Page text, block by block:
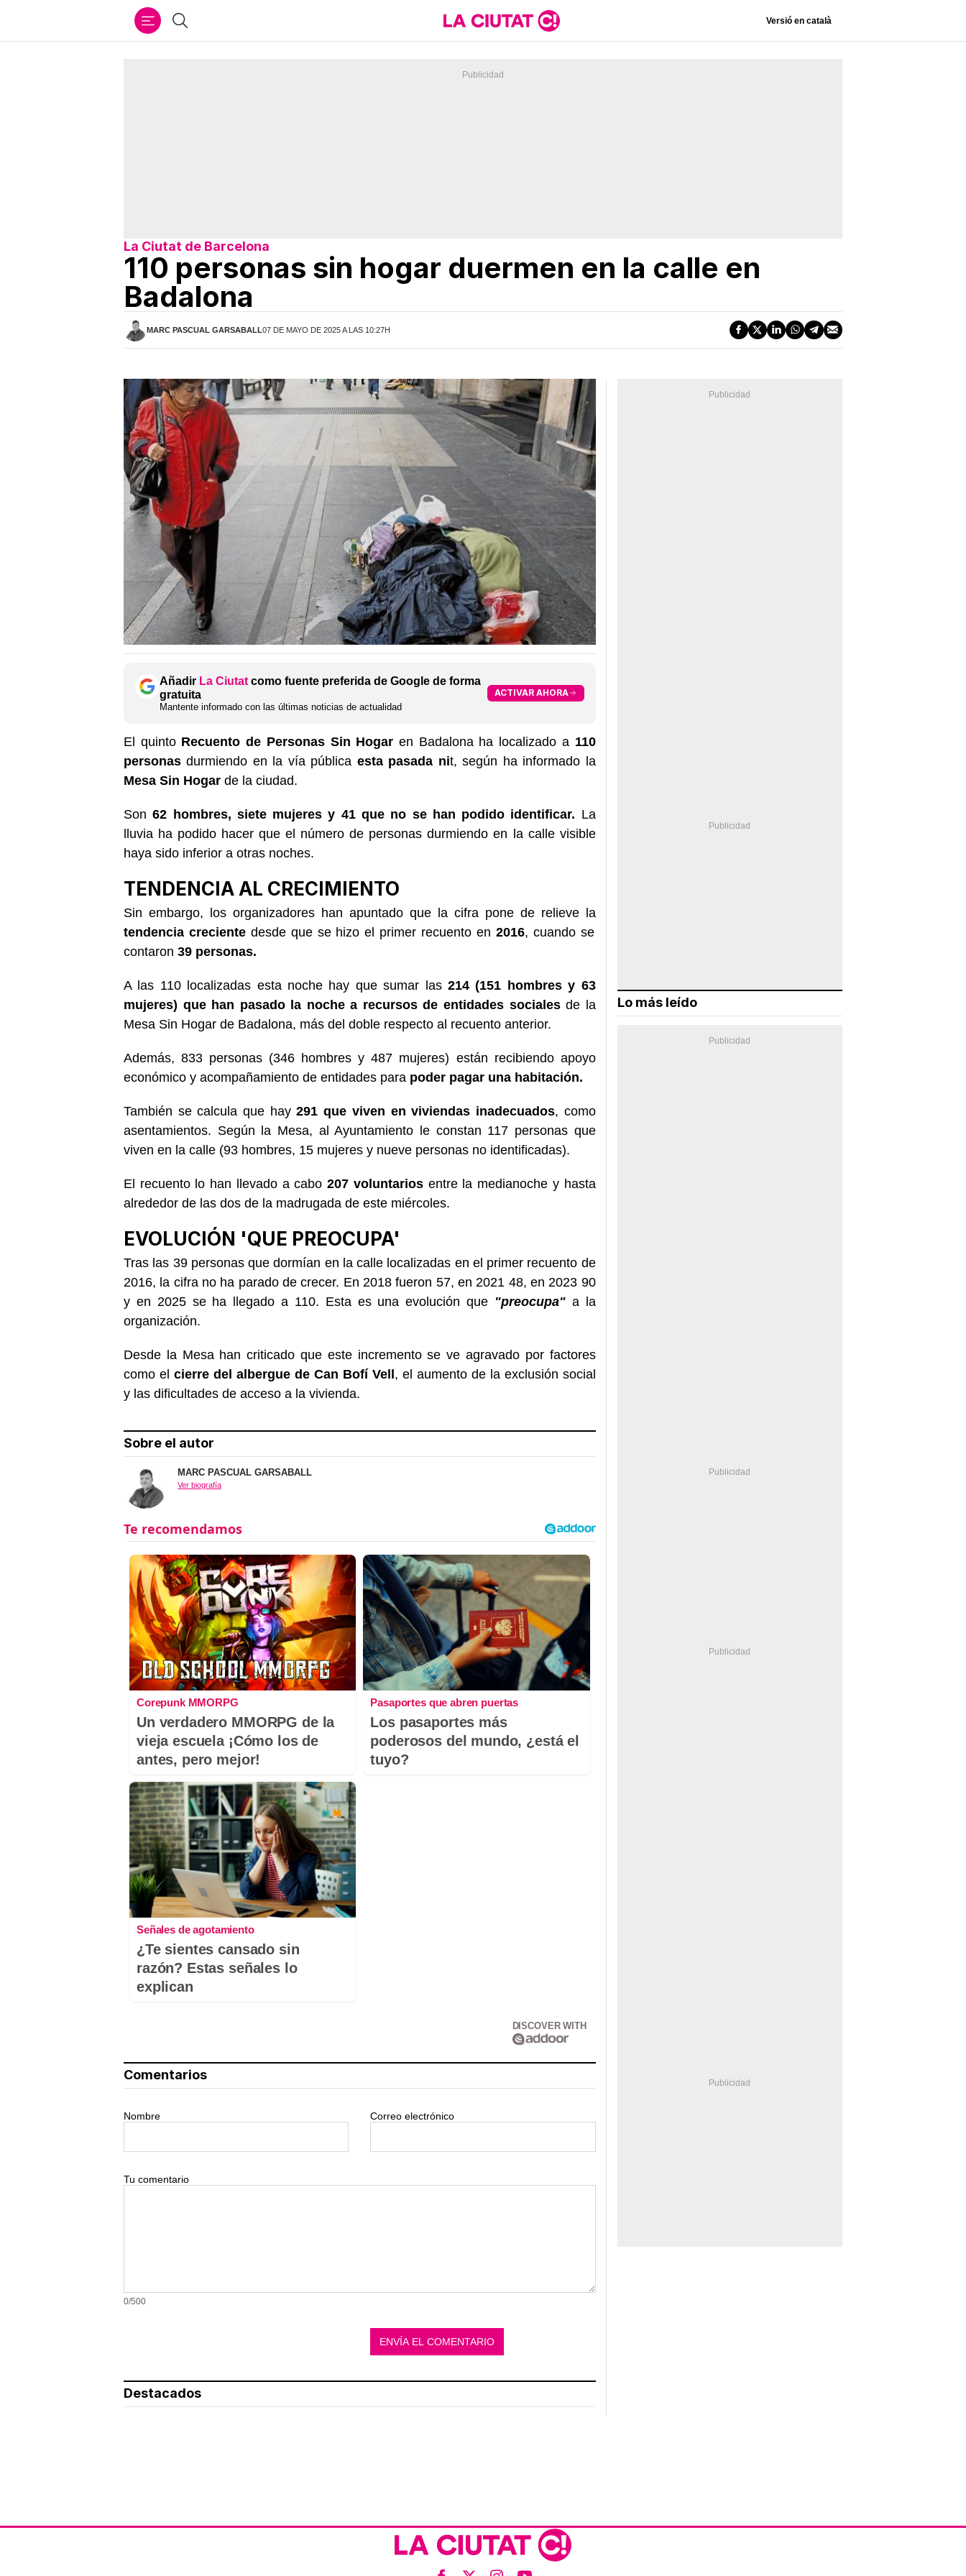
Buscar Versió en català
La Ciutat de Barcelona
110 personas sin hogar duermen en la calle en
Badalona
MARC PASCUAL GARSABALL07 DE MAYO DE 2025 A LAS 10:27H
Añadir La Ciutat como fuente preferida de Google de forma
gratuita
Mantente informado con las últimas noticias de actualidad
ACTIVAR AHORA
El quinto Recuento de Personas Sin Hogar en Badalona ha localizado a110
personas durmiendo en la vía pública esta pasada nit, según ha informado la
Mesa Sin Hogar de la ciudad.
Son 62 hombres, siete mujeres y 41 que no se han podido identificar. La
lluvia ha podido hacer que el número de personas durmiendo en la calle visible
haya sido inferior a otras noches.
TENDENCIA AL CRECIMIENTO
Sin embargo, los organizadores han apuntado que la cifra pone de relieve la
tendencia crecientedesde que se hizo el primer recuento en 2016, cuando se
contaron 39 personas.
A las 110 localizadas esta noche hay que sumar las214 (151 hombres y 63
mujeres) que han pasado la noche a recursos de entidades socialesde la
Mesa Sin Hogar de Badalona, más del doble respecto al recuento anterior.
Además, 833 personas (346 hombres y 487 mujeres) están recibiendo apoyo
económico y acompañamiento de entidades para poder pagar una habitación.
También se calcula que hay291 que viven en viviendas inadecuados, como
asentamientos. Según la Mesa, al Ayuntamiento le constan 117 personas que
viven en la calle (93 hombres, 15 mujeres y nueve personas no identificadas).
El recuento lo han llevado a cabo207 voluntariosentre la medianoche y hasta
alrededor de las dos de la madrugada de este miércoles.
EVOLUCIÓN 'QUE PREOCUPA'
Tras las 39 personas que dormían en la calle localizadas en el primer recuento de
2016, la cifra no ha parado de crecer. En 2018 fueron 57, en 2021 48, en 2023 90
y en 2025 se ha llegado a 110. Esta es una evolución que "preocupa" a la
organización.
Desde la Mesa han criticado que este incremento se ve agravado por factores
como el cierre del albergue de Can Bofí Vell, el aumento de la exclusión social
y las dificultades de acceso a la vivienda.
Sobre el autor
MARC PASCUAL GARSABALL
Ver biografía
Corepunk MMORPG
Un verdadero MMORPG de la
vieja escuela ¡Cómo los de
antes, pero mejor!
Pasaportes que abren puertas
Los pasaportes más
poderosos del mundo, ¿está el
tuyo?
Señales de agotamiento
¿Te sientes cansado sin
razón? Estas señales lo
explican
DISCOVER WITH
Comentarios
Nombre Correo electrónico
Tu comentario
0/500
Destacados
Lo más leído